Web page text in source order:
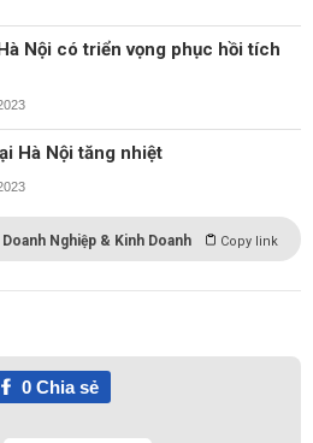
Nội có triển vọng phục hồi tích
Hà Nội tăng nhiệt
Doanh Nghiệp & Kinh Doanh Copy link
0Chia sẻ